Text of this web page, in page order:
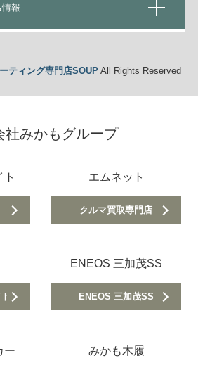
報
ティング専門店SOUPAll Rights Reserved
社みかもグループ
エムネット
クルマ買取専門店
ENEOS 三加茂SS
ENEOS 三加茂SS
ー みかも木履